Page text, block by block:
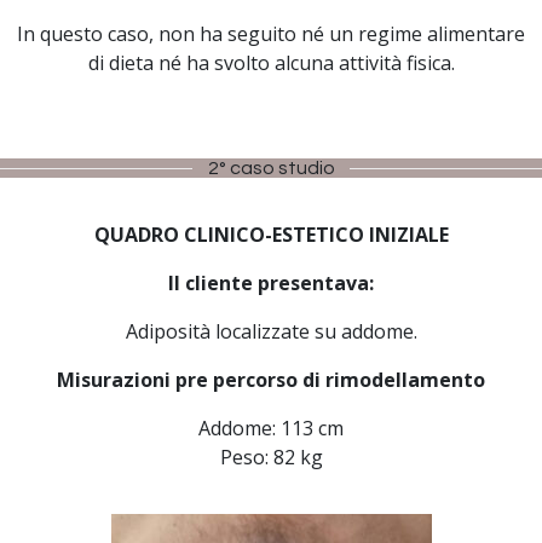
In questo caso, non ha seguito né un regime alimentare
di dieta né ha svolto alcuna attività fisica.
2° caso studio
QUADRO CLINICO-ESTETICO INIZIALE
Il cliente presentava:
Adiposità localizzate su addome.
Misurazioni pre percorso di rimodellamento
Addome: 113 cm
Peso: 82 kg